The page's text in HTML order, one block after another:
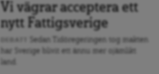
Vi vägrar acceptera ett
nytt Fattigsverige
Sedan Tidöregeringen tog makten
har Sverige blivit ett ännu mer ojämlikt
land.